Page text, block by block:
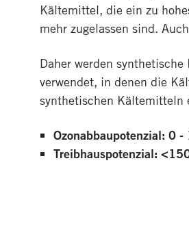
Kältemittel, die ein zu
mehr zugelassen sind.
Daher werden
verwendet, in denen die
synthetischen Kältemitteln
Ozonabbaupotenzial: 0 -
Treibhauspotenzial: